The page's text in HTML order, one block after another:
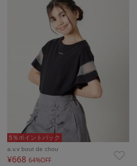
5％ポイントバック
a.v.v bout de chou
¥668 64%OFF